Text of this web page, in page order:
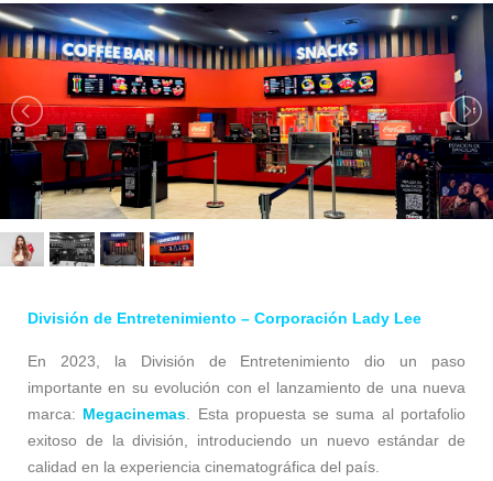
División de Entretenimiento – Corporación Lady Lee
En 2023, la División de Entretenimiento dio un paso
importante en su evolución con el lanzamiento de una nueva
marca: Megacinemas . Esta propuesta se suma al portafolio
exitoso de la división, introduciendo un nuevo estándar de
calidad en la experiencia cinematográfica del país.